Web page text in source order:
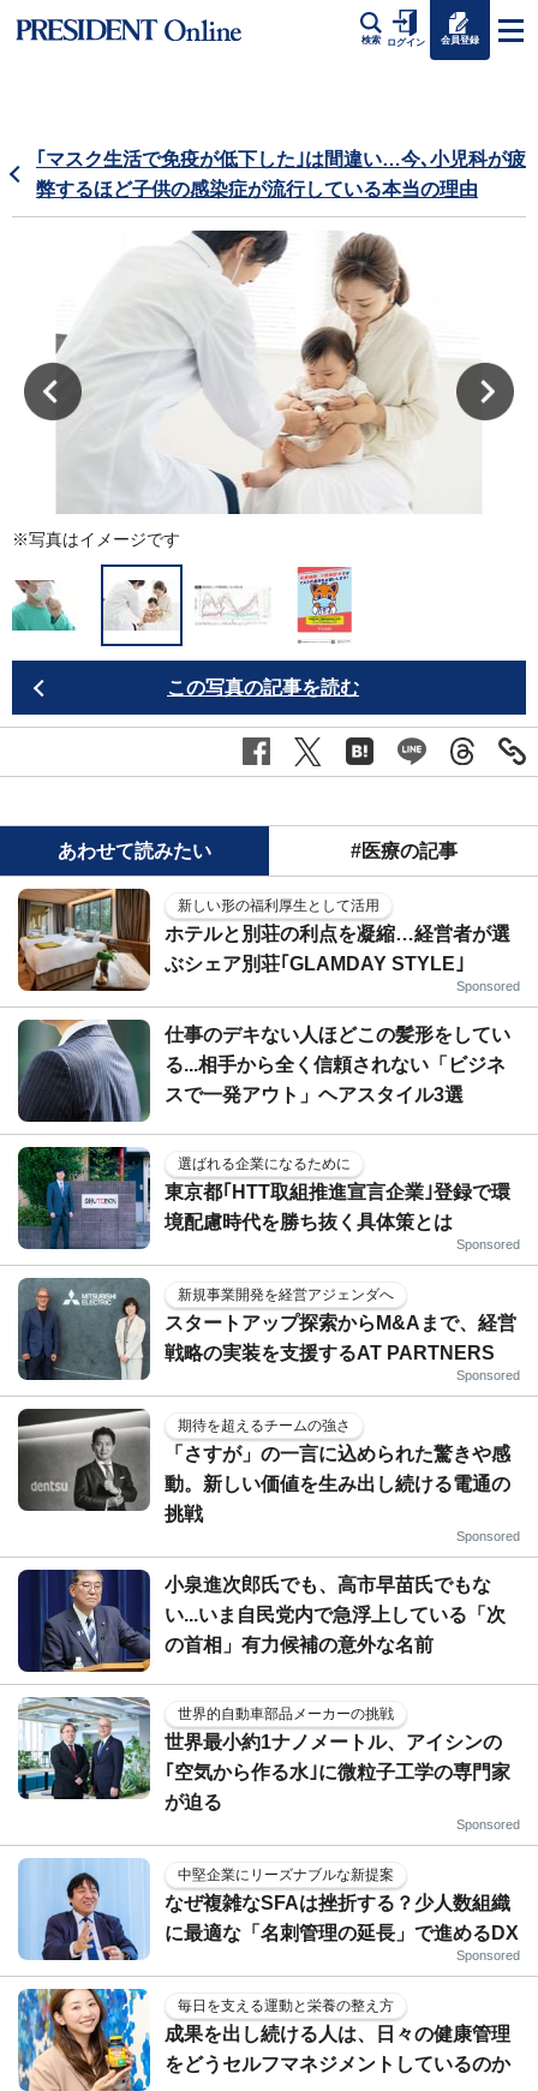
検索 ログイン 会員登録
｢マスク生活で免疫が低下した｣は間違い…今､小児科が疲
弊するほど子供の感染症が流行している本当の理由
※写真はイメージです
この写真の記事を読む
あわせて読みたい #医療の記事
新しい形の福利厚生として活用
ホテルと別荘の利点を凝縮…経営者が選
ぶシェア別荘｢GLAMDAY STYLE｣
Sponsored
仕事のデキない人ほどこの髪形をしてい
る...相手から全く信頼されない「ビジネ
スで一発アウト」ヘアスタイル3選
選ばれる企業になるために
東京都｢HTT取組推進宣言企業｣登録で環
境配慮時代を勝ち抜く具体策とは
Sponsored
新規事業開発を経営アジェンダへ
スタートアップ探索からM&Aまで、経営
戦略の実装を支援するAT PARTNERS
Sponsored
期待を超えるチームの強さ
「さすが」の一言に込められた驚きや感
動。新しい価値を生み出し続ける電通の
挑戦
Sponsored
小泉進次郎氏でも、高市早苗氏でもな
い...いま自民党内で急浮上している「次
の首相」有力候補の意外な名前
世界的自動車部品メーカーの挑戦
世界最小約1ナノメートル、アイシンの
｢空気から作る水｣に微粒子工学の専門家
が迫る
Sponsored
中堅企業にリーズナブルな新提案
なぜ複雑なSFAは挫折する？少人数組織
に最適な「名刺管理の延長」で進めるDX
Sponsored
毎日を支える運動と栄養の整え方
成果を出し続ける人は、日々の健康管理
をどうセルフマネジメントしているのか